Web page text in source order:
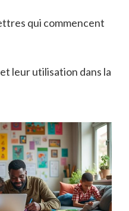
qui commencent
leur utilisation dans la